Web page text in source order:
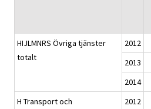
HIJLMNRS Övriga tjänster
totalt
2012
2013
2014
H Transport och
2012